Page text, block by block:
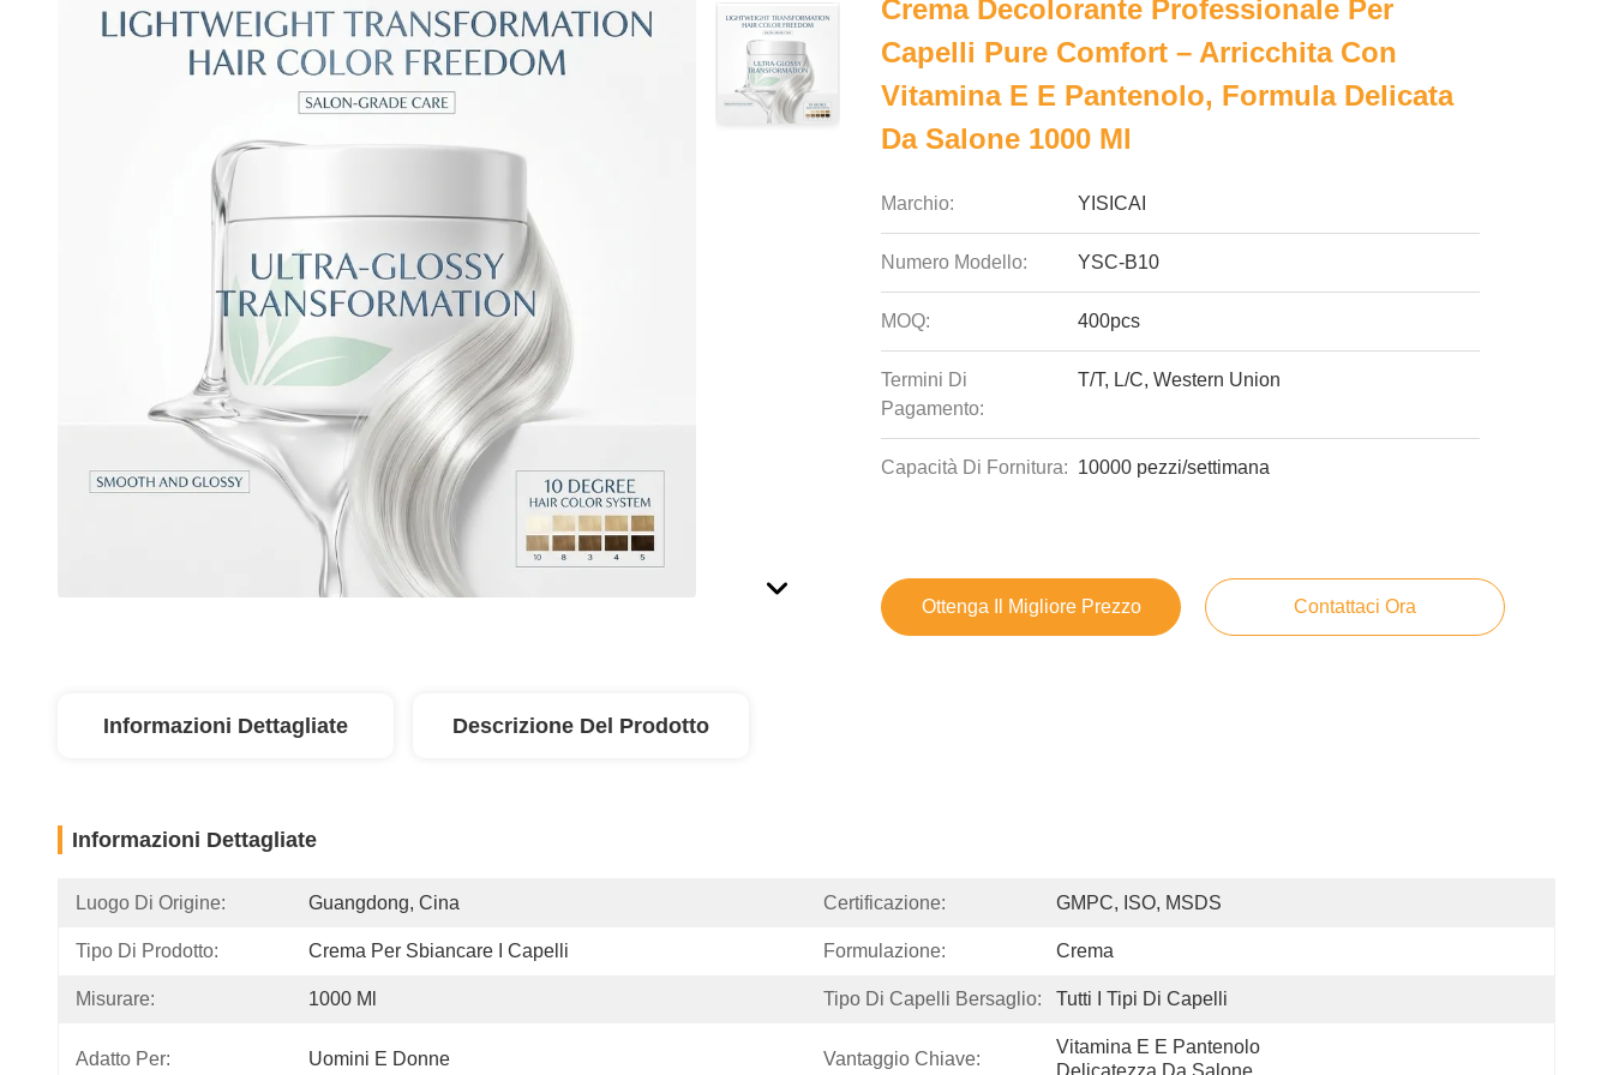
Crema Decolorante Professionale Per
Capelli Pure Comfort – Arricchita Con
Vitamina E E Pantenolo, Formula Delicata
Da Salone 1000 Ml
Marchio: YISICAI
Numero Modello: YSC-B10
MOQ: 400pcs
Termini Di
Pagamento:
T/T, L/C, Western Union
Capacità Di Fornitura: 10000 pezzi/settimana
Ottenga Il Migliore Prezzo Contattaci Ora
Informazioni Dettagliate Descrizione Del Prodotto
Informazioni Dettagliate
Luogo Di Origine: Guangdong, Cina Certificazione: GMPC, ISO, MSDS
Tipo Di Prodotto: Crema Per Sbiancare I Capelli Formulazione: Crema
Misurare: 1000 Ml Tipo Di Capelli Bersaglio: Tutti I Tipi Di Capelli
Adatto Per: Uomini E Donne Vantaggio Chiave:
Vitamina E E Pantenolo
Delicatezza Da Salone